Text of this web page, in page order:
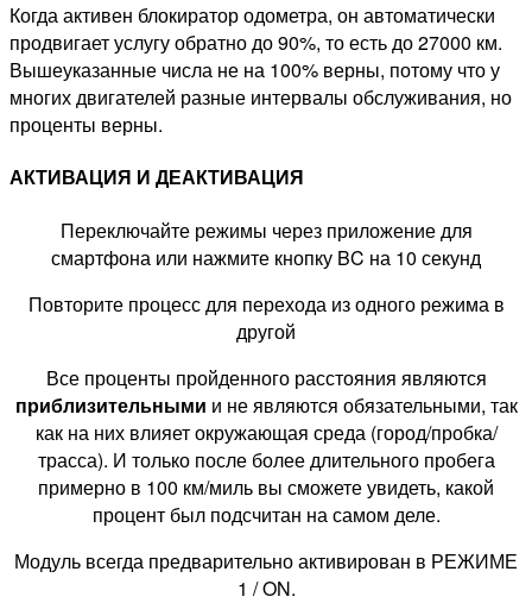
Когда активен блокиратор одометра, он автоматически
продвигает услугу обратно до 90%, то есть до 27000 км.
Вышеуказанные числа не на 100% верны, потому что у
многих двигателей разные интервалы обслуживания, но
проценты верны.
АКТИВАЦИЯ И ДЕАКТИВАЦИЯ
Переключайте режимы через приложение для
смартфона или нажмите кнопку BC на 10 секунд
Повторите процесс для перехода из одного режима в
другой
Все проценты пройденного расстояния являются
приблизительными и не являются обязательными, так
как на них влияет окружающая среда (город/пробка/
трасса). И только после более длительного пробега
примерно в 100 км/миль вы сможете увидеть, какой
процент был подсчитан на самом деле.
Модуль всегда предварительно активирован в РЕЖИМЕ
1 / ON.